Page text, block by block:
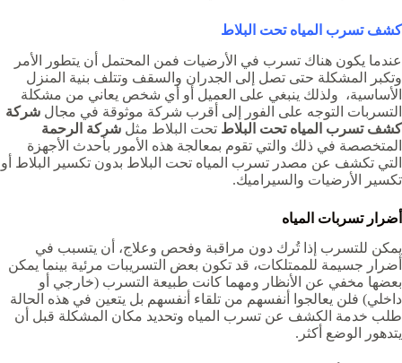
كشف تسرب المياه تحت البلاط
عندما يكون هناك تسرب في الأرضيات فمن المحتمل أن يتطور الأمر
وتكبر المشكلة حتى تصل إلى الجدران والسقف وتتلف بنية المنزل
الأساسية، ولذلك ينبغي على العميل أو أي شخص يعاني من مشكلة
التسربات التوجه على الفور إلى أقرب شركة موثوقة في مجال شركة
كشف تسرب المياه تحت البلاط تحت البلاط مثل شركة الرحمة
المتخصصة في ذلك والتي تقوم بمعالجة هذه الأمور بأحدث الأجهزة
التي تكشف عن مصدر تسرب المياه تحت البلاط بدون تكسير البلاط أو
تكسير الأرضيات والسيراميك.
أضرار تسربات المياه
يمكن للتسرب إذا تُرك دون مراقبة وفحص وعلاج، أن يتسبب في
أضرار جسيمة للممتلكات، قد تكون بعض التسريبات مرئية بينما يمكن
بعضها مخفي عن الأنظار ومهما كانت طبيعة التسرب (خارجي أو
داخلي) فلن يعالجوا أنفسهم من تلقاء أنفسهم بل يتعين في هذه الحالة
طلب خدمة الكشف عن تسرب المياه وتحديد مكان المشكلة قبل أن
يتدهور الوضع أكثر.